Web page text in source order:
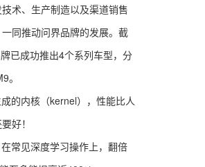
术、生产制造以及渠道销售
同推动问界品牌的发展。截
已成功推出4个系列车型，分
。
内核（kernel），性能比人
好！
见深度学习操作上，翻倍